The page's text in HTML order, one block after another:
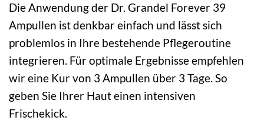
Die Anwendung der Dr. Grandel Forever 39
Ampullen ist denkbar einfach und lässt sich
problemlos in Ihre bestehende Pflegeroutine
integrieren. Für optimale Ergebnisse empfehlen
wir eine Kur von 3 Ampullen über 3 Tage. So
geben Sie Ihrer Haut einen intensiven
Frischekick.